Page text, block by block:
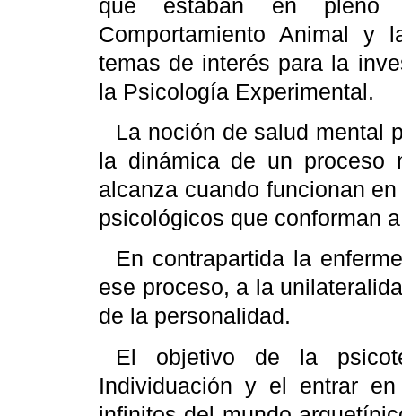
que estaban en
Comportamiento Animal y
temas de interés para la
la Psicología Experimental.
La noción de salud mental
la dinámica de un proceso
alcanza cuando funcionan
psicológicos que conforman
En contrapartida la
ese proceso, a la
de la personalidad.
El objetivo de la
Individuación y el entrar